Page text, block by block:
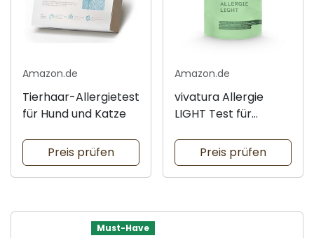
Amazon.de
Tierhaar-Allergietest
für Hund und Katze
Preis prüfen
Amazon.de
vivatura Allergie
LIGHT Test für
Preis prüfen
Must-Have